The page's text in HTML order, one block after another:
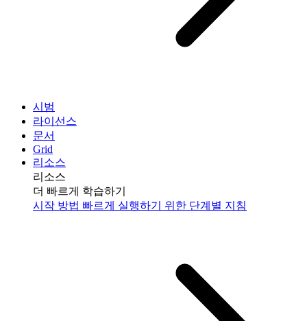
시범
라이선스
문서
Grid
리소스
리소스
더 빠르게 학습하기
시작 방법 빠르게 실행하기 위한 단계별 지침